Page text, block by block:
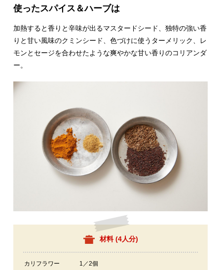
使ったスパイス＆ハーブは
加熱すると香りと辛味が出るマスタードシード、独特の強い香
りと甘い風味のクミンシード、色づけに使うターメリック、レ
モンとセージを合わせたような爽やかな甘い香りのコリアンダ
ー。
材料 (4人分)
カリフラワー
1／2個